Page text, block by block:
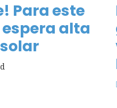
Para este
alta